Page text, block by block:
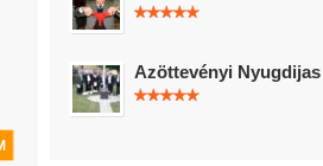
Azöttevényi